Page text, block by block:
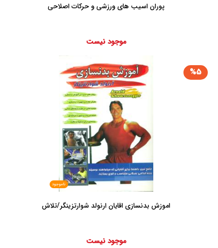
پوران اسیب های ورزشی و حرکات اصلاحی
موجود نیست
%5
ناموجود
اموزش بدنسازی اقایان ارنولد شوارتزینگر/تلاش
موجود نیست